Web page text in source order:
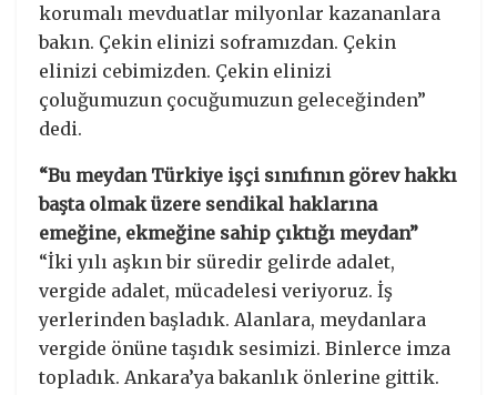
korumalı mevduatlar milyonlar kazananlara
bakın. Çekin elinizi soframızdan. Çekin
elinizi cebimizden. Çekin elinizi
çoluğumuzun çocuğumuzun geleceğinden”
dedi.
“Bu meydan Türkiye işçi sınıfının görev hakkı
başta olmak üzere sendikal haklarına
emeğine, ekmeğine sahip çıktığı meydan”
“İki yılı aşkın bir süredir gelirde adalet,
vergide adalet, mücadelesi veriyoruz. İş
yerlerinden başladık. Alanlara, meydanlara
vergide önüne taşıdık sesimizi. Binlerce imza
topladık. Ankara’ya bakanlık önlerine gittik.